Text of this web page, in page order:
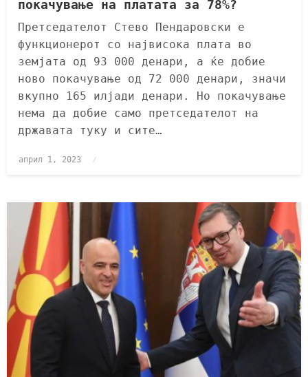
покачување на платата за 78%?
Претседателот Стево Пендаровски е
функционерот со највисока плата во
земјата од 93 000 денари, а ќе добие
ново покачување од 72 000 денари, значи
вкупно 165 илјади денари. Но покачување
нема да добие само претседателот на
државата туку и сите…
април 1, 2023